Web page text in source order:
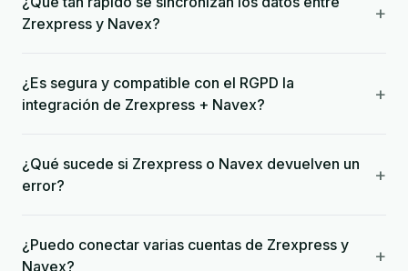
Zrexpress y Navex?
+
¿Es segura y compatible con el RGPD la
integración de Zrexpress + Navex?
+
¿Qué sucede si Zrexpress o Navex devuelven un
error?
+
¿Puedo conectar varias cuentas de Zrexpress y
Navex?
+